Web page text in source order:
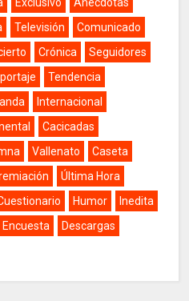
Exclusivo
Anécdotas
Televisión
Comunicado
Crónica
Seguidores
Tendencia
Internacional
Cacicadas
Vallenato
Caseta
Última Hora
Humor
Inedita
Encuesta
Descargas